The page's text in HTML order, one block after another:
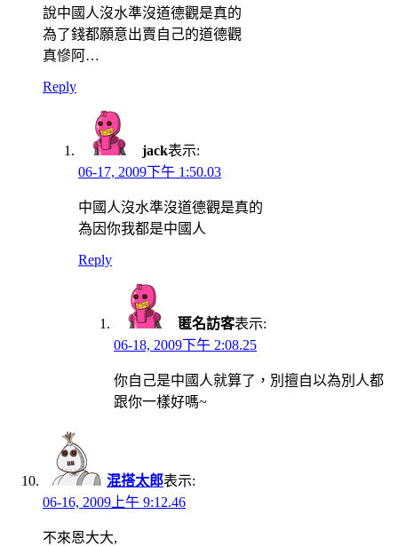
說中國人沒水準沒道德觀是真的
為了錢都願意出賣自己的道德觀
真慘阿…
Reply
jack表示:
06-17, 2009下午 1:50.03
中國人沒水準沒道德觀是真的
為因你我都是中國人
Reply
匿名訪客表示:
06-18, 2009下午 2:08.25
你自己是中國人就算了，別擅自以為別人都
跟你一樣好嗎~
混搭太郎表示:
06-16, 2009上午 9:12.46
不來恩大大,